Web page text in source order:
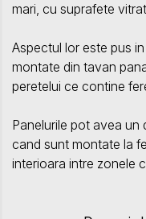
mari, cu suprafete
Aspectul lor este pus
montate din tavan
peretelui ce contine
Panelurile pot avea un
cand sunt montate la
interioara intre zonele